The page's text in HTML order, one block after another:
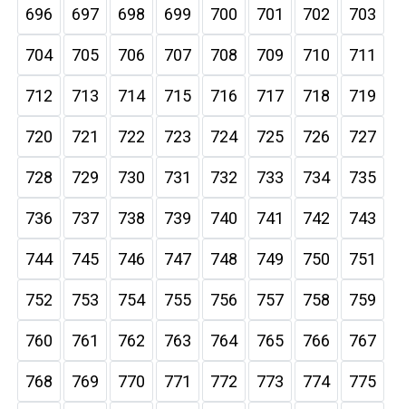
696 697 698 699 700 701 702 703
704 705 706 707 708 709 710 711
712 713 714 715 716 717 718 719
720 721 722 723 724 725 726 727
728 729 730 731 732 733 734 735
736 737 738 739 740 741 742 743
744 745 746 747 748 749 750 751
752 753 754 755 756 757 758 759
760 761 762 763 764 765 766 767
768 769 770 771 772 773 774 775